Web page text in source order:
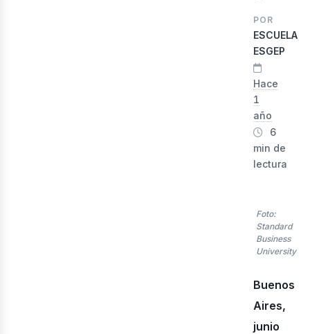
POR
ESCUELA
ESGEP
Hace
1
año
6
min de
lectura
Foto:
Standard
Business
University
Buenos
Aires,
junio